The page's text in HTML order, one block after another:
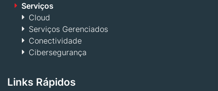
Serviços
Cloud
Serviços Gerenciados
Conectividade
Cibersegurança
Links Rápidos